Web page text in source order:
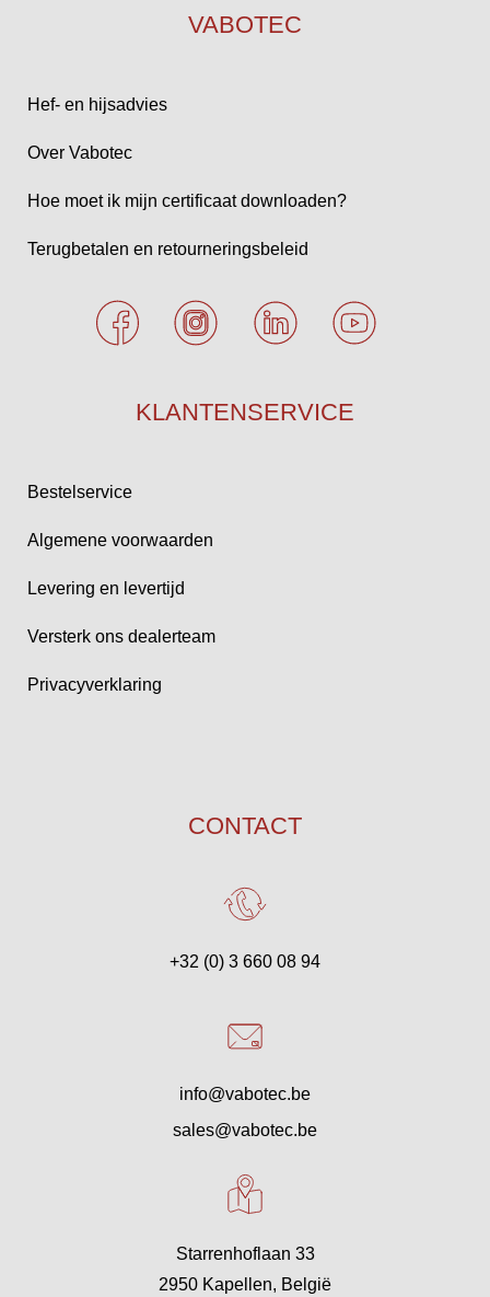
VABOTEC
Hef- en hijsadvies
Over Vabotec
Hoe moet ik mijn certificaat downloaden?
Terugbetalen en retourneringsbeleid
KLANTENSERVICE
Bestelservice
Algemene voorwaarden
Levering en levertijd
Versterk ons dealerteam
Privacyverklaring
CONTACT
+32 (0) 3 660 08 94
info@vabotec.be
sales@vabotec.be
Starrenhoflaan 33
2950 Kapellen, België